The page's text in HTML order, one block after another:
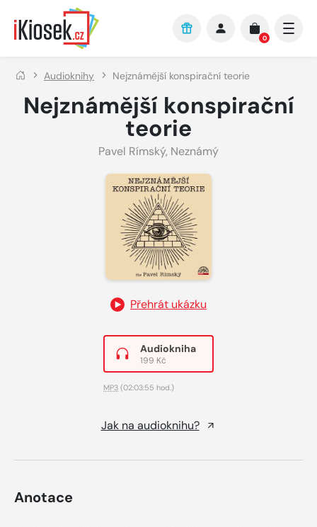
Přejít na hlavní obsah
0
Audioknihy Nejznámější konspirační teorie
Nejznámější konspirační
teorie
Pavel Rímský, Neznámý
Přehrát ukázku
Audiokniha
199 Kč
MP3 (02:03:55 hod.)
Jak na audioknihu?
Anotace